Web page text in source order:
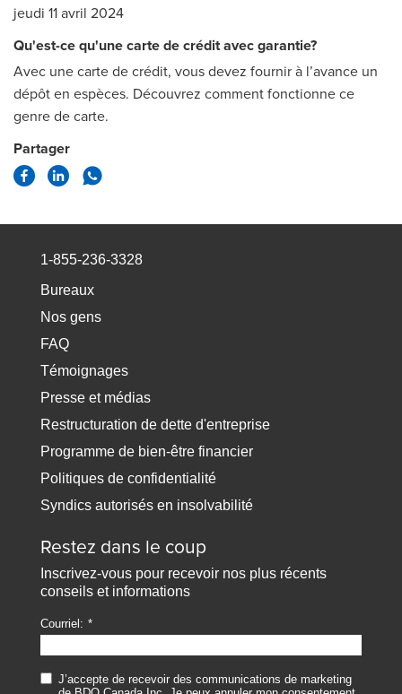
jeudi 11 avril 2024
Qu'est-ce qu'une carte de crédit avec garantie?
Avec une carte de crédit, vous devez fournir à l’avance un
dépôt en espèces. Découvrez comment fonctionne ce
genre de carte.
Partager
1-855-236-3328
Bureaux
Nos gens
FAQ
Témoignages
Presse et médias
Restructuration de dette d'entreprise
Programme de bien-être financier
Politiques de confidentialité
Syndics autorisés en insolvabilité
Restez dans le coup
Inscrivez-vous pour recevoir nos plus récents
conseils et informations
Courriel:
J’accepte de recevoir des communications de marketing